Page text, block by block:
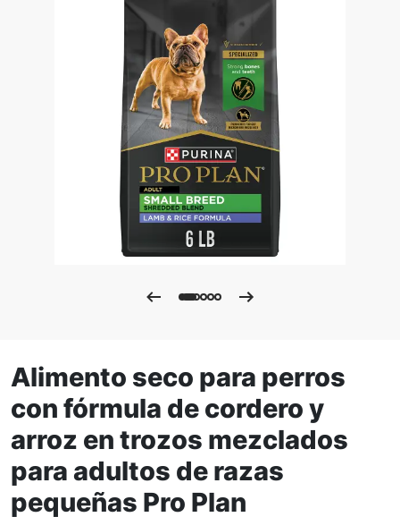
Ampliar la Imagen
Alimento seco para perros
con fórmula de cordero y
arroz en trozos mezclados
para adultos de razas
pequeñas Pro Plan